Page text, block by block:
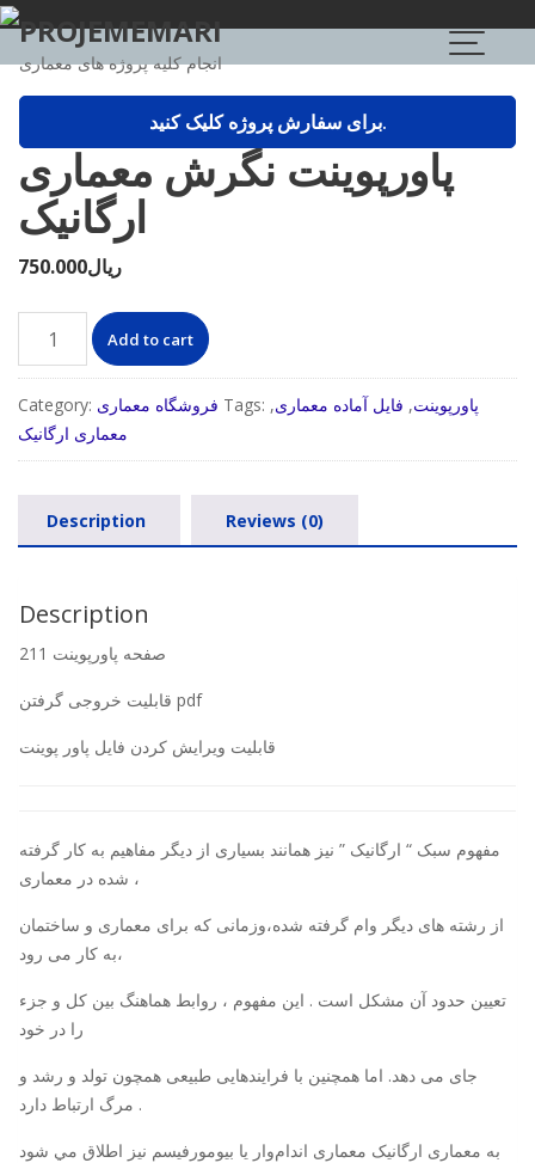
Skip
content
PROJEMEMARI
انجام کلیه پروژه های معماری
برای سفارش پروژه کلیک کنید.
پاورپوینت نگرش معماری
ارگانیک
ریال750.000
نگرش
معماری
ارگانیک
quantity
Add to cart
Category: فروشگاه معماری Tags: پاورپوینت, فایل آماده معماری,
معماری ارگانیک
Description Reviews (0)
Description
211 صفحه پاورپوینت
قابلیت خروجی گرفتن pdf
قابلیت ویرایش کردن فایل پاور پوینت
مفهوم سبک “‌ ارگانیک ” نیز همانند بسیاری از دیگر مفاهیم به کار گرفته
شده در معماری ،
از رشته های دیگر وام گرفته شده،وزمانی که برای معماری و ساختمان
به کار می رود،
تعیین حدود آن مشکل است . این مفهوم ، روابط هماهنگ بین کل و جزء
را در خود
جای می دهد. اما همچنین با فرایندهایی طبیعی همچون تولد و رشد و
مرگ ارتباط دارد .
به معماری ارگانیک معماری اندام‌وار یا بیومورفیسم نيز اطلاق مي شود